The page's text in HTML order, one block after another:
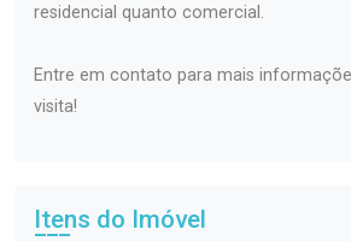
residencial quanto comercial.
Entre em contato para mais
visita!
Itens do Imóvel